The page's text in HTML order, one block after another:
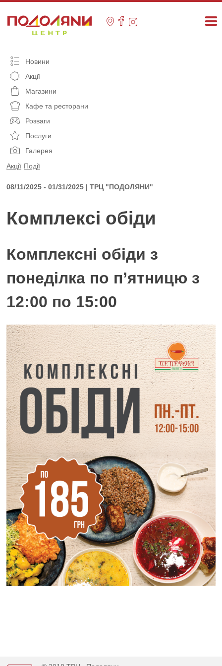
content
Новини
Акції
Магазини
Кафе та ресторани
Розваги
Послуги
Галерея
Акції Події
08/11/2025 - 01/31/2025 | ТРЦ "ПОДОЛЯНИ"
Комплексі обіди
Комплексні обіди з
понеділка по п’ятницю з
12:00 по 15:00